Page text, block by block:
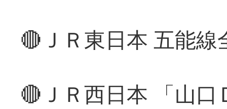
🔴ＪＲ東日本 五能
🔴ＪＲ西日本 「山